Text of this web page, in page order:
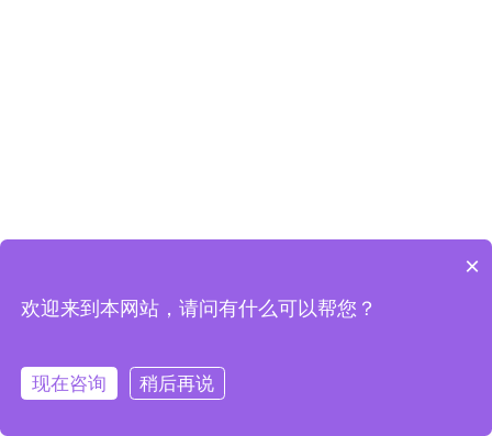
×
欢迎来到本网站，请问有什么可以帮您？
现在咨询 稍后再说